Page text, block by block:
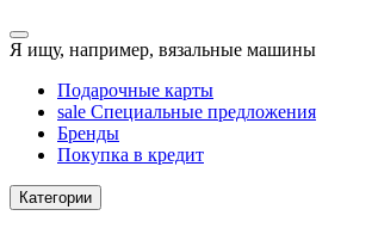
Я ищу, например, вязальные машины
Подарочные карты
sale Специальные предложения
Бренды
Покупка в кредит
Категории